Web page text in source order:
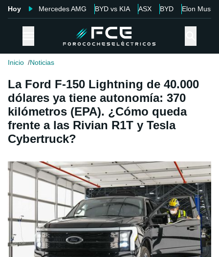
Hoy Mercedes AMG BYD vs KIA ASX BYD Elon Musk
Inicio Noticias
La Ford F-150 Lightning de 40.000
dólares ya tiene autonomía: 370
kilómetros (EPA). ¿Cómo queda
frente a las Rivian R1T y Tesla
Cybertruck?